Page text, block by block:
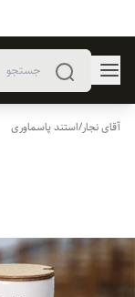
آقای نجار/استند پاسماوری